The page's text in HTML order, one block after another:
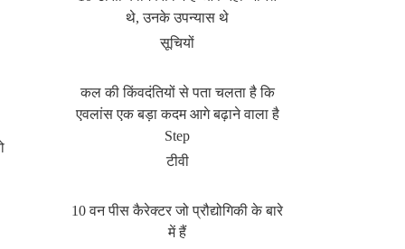
थे, उनके उपन्यास थे
सूचियों
कल की किंवदंतियों से पता चलता है कि
एवलांस एक बड़ा कदम आगे बढ़ाने वाला है
Step
टीवी
10 वन पीस कैरेक्टर जो प्रौद्योगिकी के बारे
में हैं